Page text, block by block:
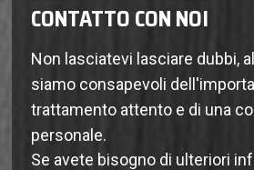
CONTATTO CON NOI
Non lasciatevi lasciare dubbi,
siamo consapevoli
trattamento attento e di una
personale.
Se avete bisogno di ulteriori